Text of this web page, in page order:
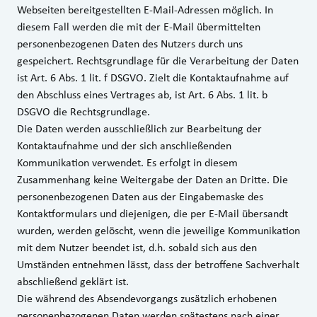
Webseiten bereitgestellten E‑Mail-Adressen möglich. In
diesem Fall werden die mit der E‑Mail übermittelten
personenbezogenen Daten des Nutzers durch uns
gespeichert. Rechtsgrundlage für die Verarbeitung der Daten
ist Art. 6 Abs. 1 lit. f DSGVO. Zielt die Kontaktaufnahme auf
den Abschluss eines Vertrages ab, ist Art. 6 Abs. 1 lit. b
DSGVO die Rechtsgrundlage.
Die Daten werden ausschließlich zur Bearbeitung der
Kontaktaufnahme und der sich anschließenden
Kommunikation verwendet. Es erfolgt in diesem
Zusammenhang keine Weitergabe der Daten an Dritte. Die
personenbezogenen Daten aus der Eingabemaske des
Kontaktformulars und diejenigen, die per E-Mail übersandt
wurden, werden gelöscht, wenn die jeweilige Kommunikation
mit dem Nutzer beendet ist, d.h. sobald sich aus den
Umständen entnehmen lässt, dass der betroffene Sachverhalt
abschließend geklärt ist.
Die während des Absendevorgangs zusätzlich erhobenen